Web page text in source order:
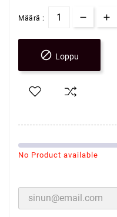
Määrä :
 Loppu
No Product available